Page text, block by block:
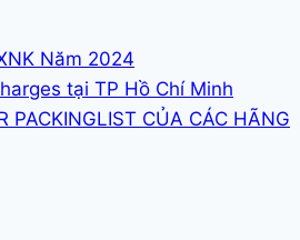
Năm 2024
tại TP Hồ Chí Minh
PACKINGLIST CỦA CÁC HÃNG